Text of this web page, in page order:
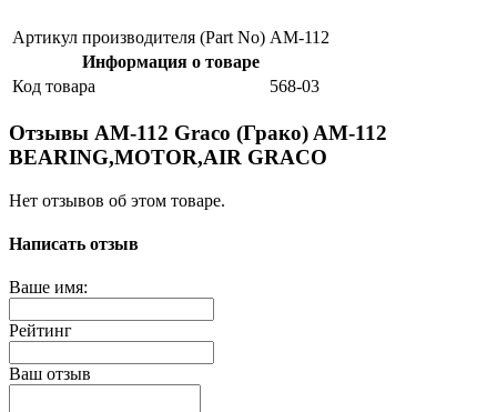
Артикул производителя (Part No) AM-112
Информация о товаре
Код товара
568-03
Отзывы AM-112 Graco (Грако) AM-112
BEARING,MOTOR,AIR GRACO
Нет отзывов об этом товаре.
Написать отзыв
Ваше имя:
Рейтинг
Ваш отзыв